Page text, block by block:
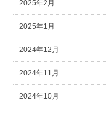
2025年2月
2025年1月
2024年12月
2024年11月
2024年10月